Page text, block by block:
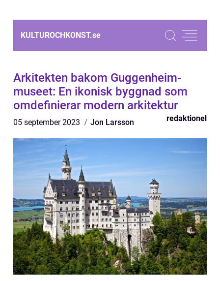
KULTUROCHKONST.se
Arkitekten bakom Guggenheim-
museet: En ikonisk byggnad som
omdefinierar modern arkitektur
05 september 2023 Jon Larsson redaktionel